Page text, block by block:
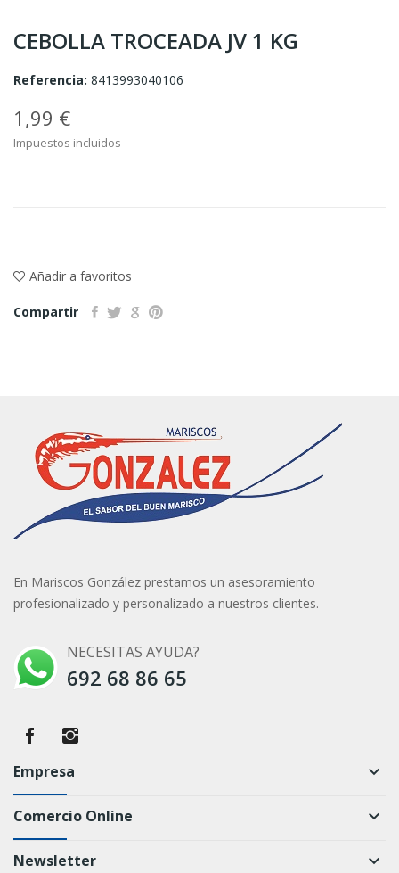
CEBOLLA TROCEADA JV 1 KG
Referencia: 8413993040106
1,99 €
Impuestos incluidos
Añadir a favoritos
Compartir
En Mariscos González prestamos un asesoramiento
profesionalizado y personalizado a nuestros clientes.
NECESITAS AYUDA?
692 68 86 65
Empresa keyboard_arrow_down
Comercio Online keyboard_arrow_down
Newsletter keyboard_arrow_down